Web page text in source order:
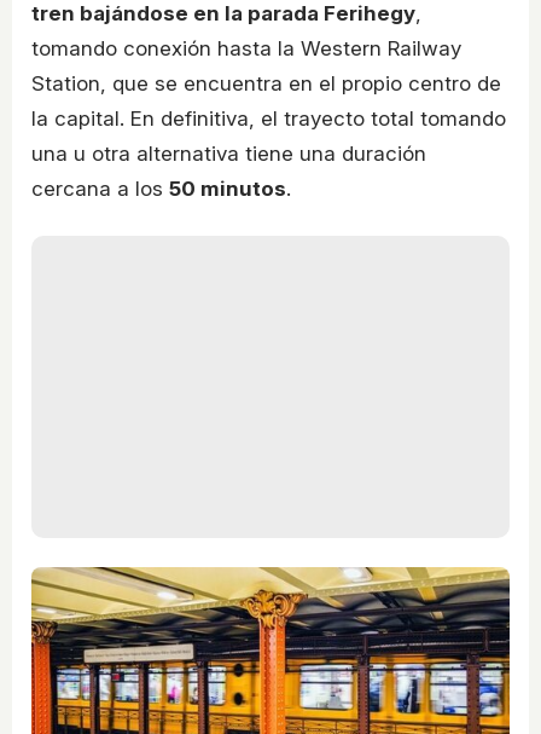
tren bajándose en la parada Ferihegy,
tomando conexión hasta la Western Railway
Station, que se encuentra en el propio centro de
la capital. En definitiva, el trayecto total tomando
una u otra alternativa tiene una duración
cercana a los 50 minutos.